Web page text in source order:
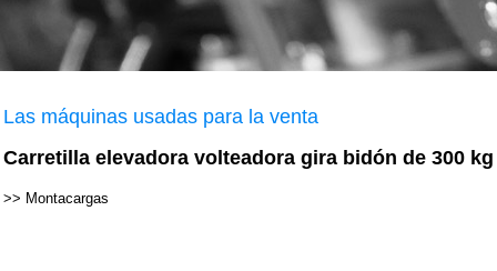
Las máquinas usadas para la venta
Carretilla elevadora volteadora gira bidón de 300
>> Montacargas